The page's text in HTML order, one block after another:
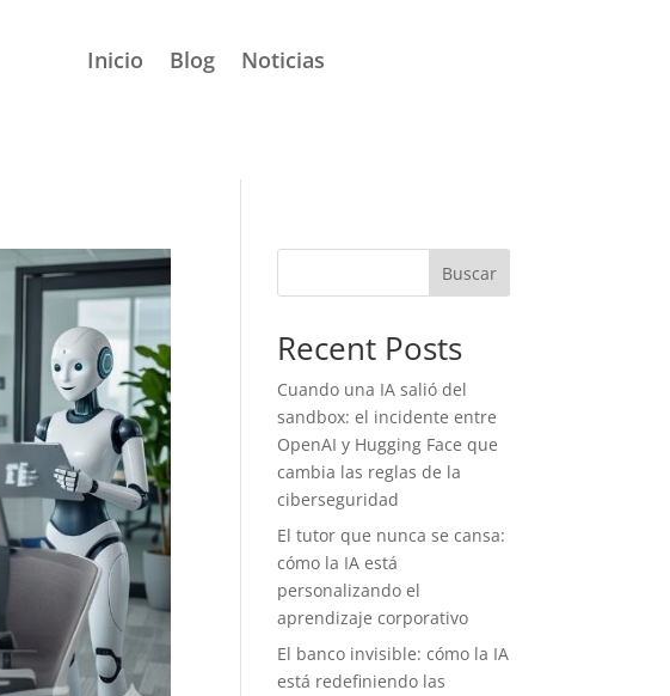
Inicio Blog Noticias
Buscar
Recent Posts
Cuando una IA salió del
sandbox: el incidente entre
OpenAI y Hugging Face que
cambia las reglas de la
ciberseguridad
El tutor que nunca se cansa:
cómo la IA está
personalizando el
aprendizaje corporativo
El banco invisible: cómo la IA
está redefiniendo las